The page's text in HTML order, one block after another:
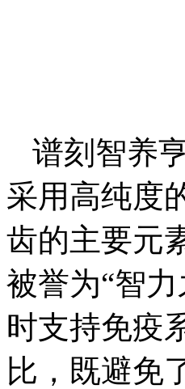
谱刻智养
采用高纯度
齿的主要元
被誉为“智
时支持免疫
比，既避免